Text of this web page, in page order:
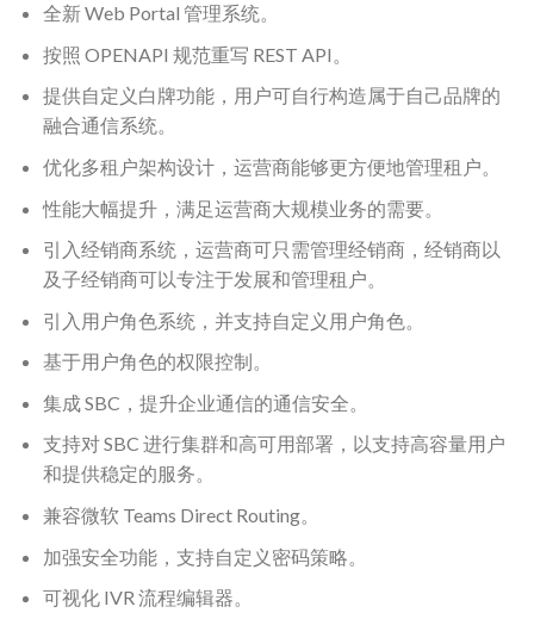
全新 Web Portal 管理系统。
按照 OPENAPI 规范重写 REST API。
提供自定义白牌功能，用户可自行构造属于自己品牌的
融合通信系统。
优化多租户架构设计，运营商能够更方便地管理租户。
性能大幅提升，满足运营商大规模业务的需要。
引入经销商系统，运营商可只需管理经销商，经销商以
及子经销商可以专注于发展和管理租户。
引入用户角色系统，并支持自定义用户角色。
基于用户角色的权限控制。
集成 SBC，提升企业通信的通信安全。
支持对 SBC 进行集群和高可用部署，以支持高容量用户
和提供稳定的服务。
兼容微软 Teams Direct Routing。
加强安全功能，支持自定义密码策略。
可视化 IVR 流程编辑器。